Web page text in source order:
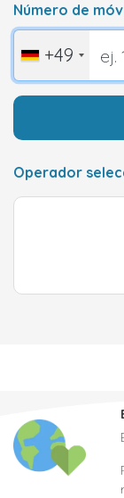
Número de
+49
Operador